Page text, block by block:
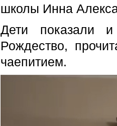
школы Инна
Дети показали
Рождество,
чаепитием.